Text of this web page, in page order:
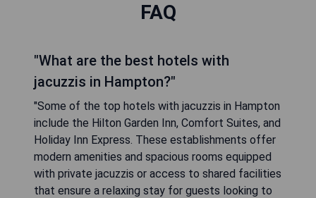
FAQ
"What are the best hotels with
jacuzzis in Hampton?"
"Some of the top hotels with jacuzzis in Hampton
include the Hilton Garden Inn, Comfort Suites, and
Holiday Inn Express. These establishments offer
modern amenities and spacious rooms equipped
with private jacuzzis or access to shared facilities
that ensure a relaxing stay for guests looking to